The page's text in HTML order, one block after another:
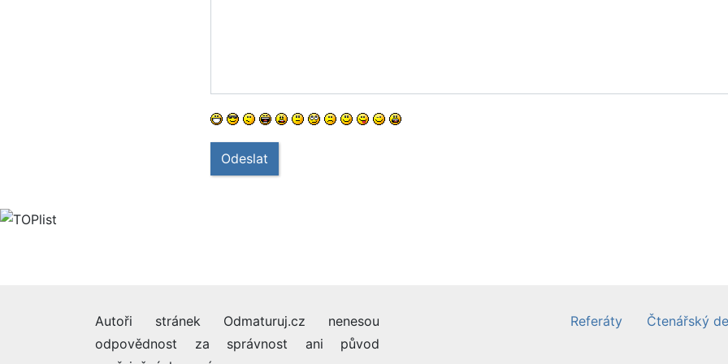
Odeslat
Autoři stránek Odmaturuj.cz nenesou
odpovědnost za správnost ani původ
Referáty Čtenářský